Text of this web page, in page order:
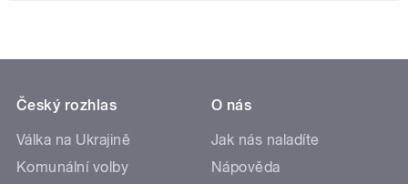
Český rozhlas
Válka na Ukrajině
Komunální volby
O nás
Jak nás naladíte
Nápověda